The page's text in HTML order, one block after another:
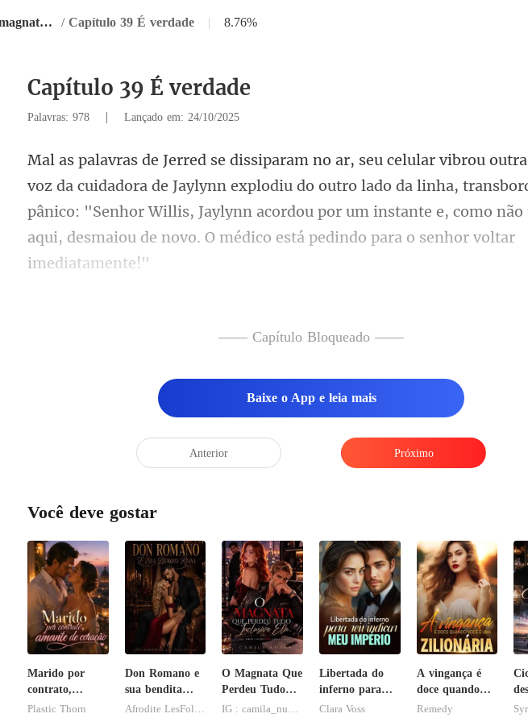
A obsessão selvagem do magnata arrependido / Capítulo 39 É verdade | 8.76%
Capítulo 39 É verdade
Palavras: 978 | Lançado em: 24/10/2025
lynn explodiu do outro lado da linha,
pânico: "Senhor Willis, Jaylynn acordou por um insta
—— Capítulo Bloqueado ——
Baixe o App e leia mais
Anterior Próximo
Você deve gostar
Marido por
contrato,
amante de
Plastic Thorn
Don Romano e
sua bendita
ruína
O Magnata Que
Perdeu Tudo
Inclusive Ela
Libertada do
inferno para
reivindicar meu
Clara Voss
A vingança é
doce quando
você é uma
Remedy